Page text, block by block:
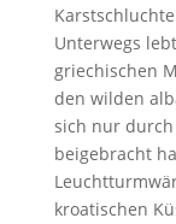
Unterwegs
griechischen
den wilden
sich nur durch
beigebracht
kroatischen